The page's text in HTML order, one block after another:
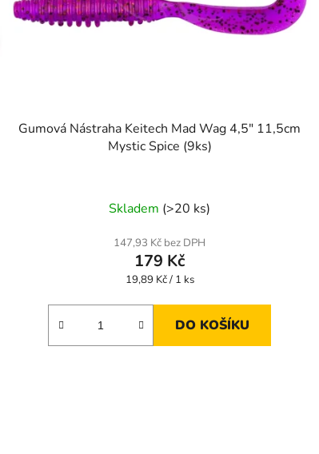
Gumová Nástraha Keitech Mad Wag 4,5" 11,5cm
Mystic Spice (9ks)
Skladem (>20 ks)
147,93 Kč bez DPH
179 Kč
Měrná
19,89 Kč / 1 ks
DO KOŠÍKU